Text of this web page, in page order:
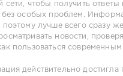
сети, чтобы получить
без особых проблем.
поэтому лучше всего сразу
новости,
пользоваться
действительно